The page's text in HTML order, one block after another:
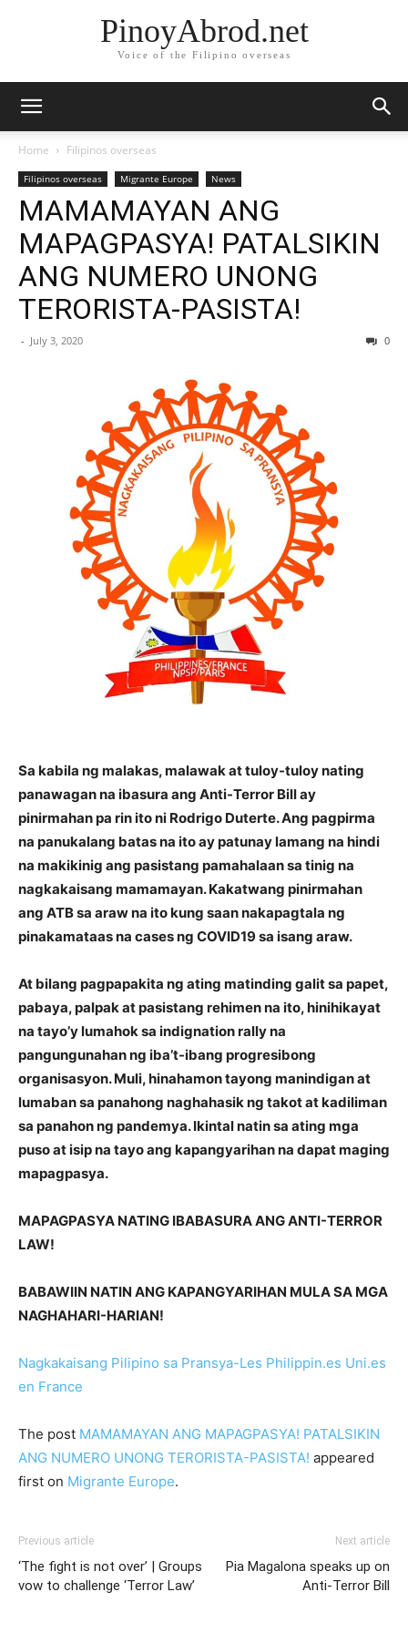
PinoyAbrod.net
Voice of the Filipino overseas
Home Filipinos overseas
Filipinos overseas Migrante Europe News
MAMAMAYAN ANG
MAPAGPASYA! PATALSIKIN
ANG NUMERO UNONG
TERORISTA-PASISTA!
- July 3, 2020 0
Sa kabila ng malakas, malawak at tuloy-tuloy nating
panawagan na ibasura ang Anti-Terror Bill ay
pinirmahan pa rin ito ni Rodrigo Duterte. Ang pagpirma
na panukalang batas na ito ay patunay lamang na hindi
na makikinig ang pasistang pamahalaan sa tinig na
nagkakaisang mamamayan. Kakatwang pinirmahan
ang ATB sa araw na ito kung saan nakapagtala ng
pinakamataas na cases ng COVID19 sa isang araw.
At bilang pagpapakita ng ating matinding galit sa papet,
pabaya, palpak at pasistang rehimen na ito, hinihikayat
na tayo’y lumahok sa indignation rally na
pangungunahan ng iba’t-ibang progresibong
organisasyon. Muli, hinahamon tayong manindigan at
lumaban sa panahong naghahasik ng takot at kadiliman
sa panahon ng pandemya. Ikintal natin sa ating mga
puso at isip na tayo ang kapangyarihan na dapat maging
mapagpasya.
MAPAGPASYA NATING IBABASURA ANG ANTI-TERROR
LAW!
BABAWIIN NATIN ANG KAPANGYARIHAN MULA SA MGA
NAGHAHARI-HARIAN!
Nagkakaisang Pilipino sa Pransya-Les Philippin.es Uni.es
en France
The post MAMAMAYAN ANG MAPAGPASYA! PATALSIKIN
ANG NUMERO UNONG TERORISTA-PASISTA! appeared
first on Migrante Europe.
Previous article
‘The fight is not over’ | Groups
vow to challenge ‘Terror Law’
Next article
Pia Magalona speaks up on
Anti-Terror Bill